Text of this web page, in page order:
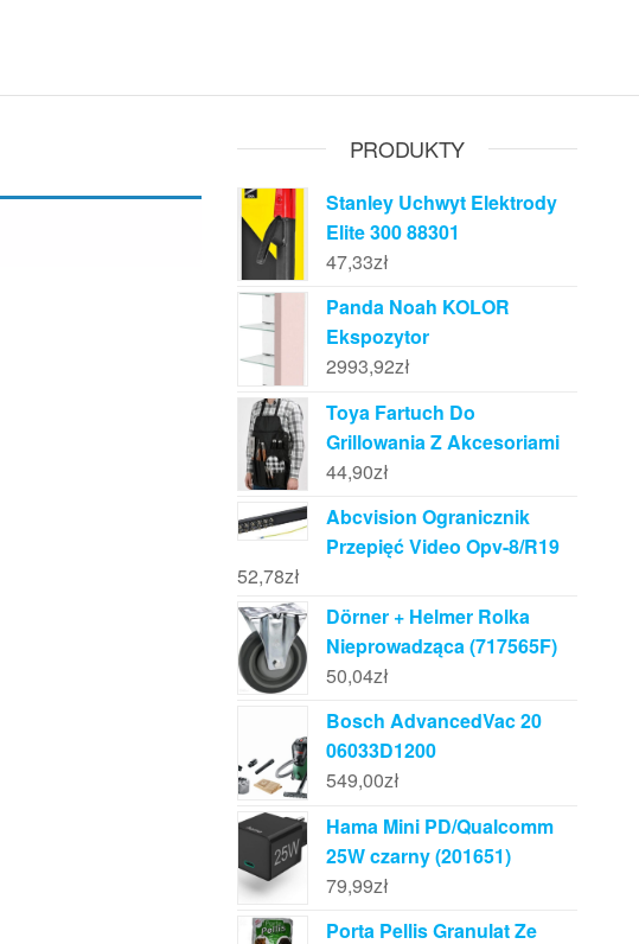
PRODUKTY
Stanley Uchwyt Elektrody
Elite 300 88301
47,33zł
Panda Noah KOLOR
Ekspozytor
2993,92zł
Toya Fartuch Do
Grillowania Z Akcesoriami
44,90zł
Abcvision Ogranicznik
Przepięć Video Opv-8/R19
52,78zł
Dörner + Helmer Rolka
Nieprowadząca (717565F)
50,04zł
Bosch AdvancedVac 20
06033D1200
549,00zł
Hama Mini PD/Qualcomm
25W czarny (201651)
79,99zł
Porta Pellis Granulat Ze